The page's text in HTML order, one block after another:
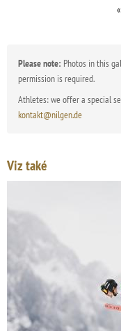
Please note: Photos in this
permission is required.
Athletes: we offer a special
kontakt@nilgen.de
Viz také